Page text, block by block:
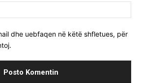
dhe uebfaqen në këtë shfletues, për